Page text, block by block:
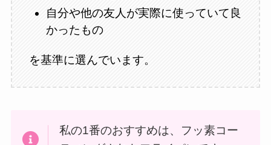
自分や他の友人が実際に使っていて良
かったもの
を基準に選んでいます。
私の1番のおすすめは、フッ素コー